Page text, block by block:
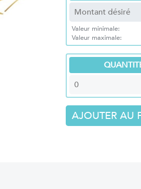
Valeur minimale:
Valeur maximale: